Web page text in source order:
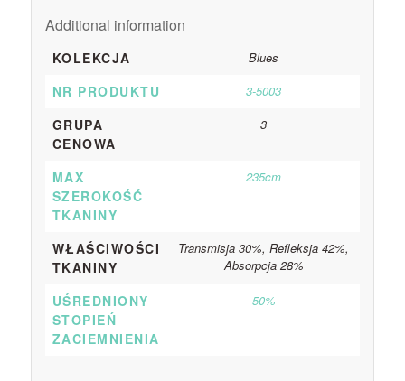
Additional information
KOLEKCJA Blues
NR PRODUKTU 3-5003
GRUPA
CENOWA
3
MAX
SZEROKOŚĆ
TKANINY
235cm
WŁAŚCIWOŚCI
TKANINY
Transmisja 30%, Refleksja 42%,
Absorpcja 28%
UŚREDNIONY
STOPIEŃ
ZACIEMNIENIA
50%